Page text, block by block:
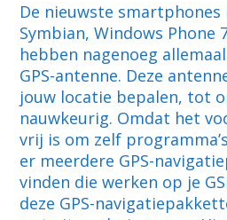
De nieuwste
Symbian, Windows Phone
hebben nagenoeg
GPS-antenne. Deze
jouw locatie bepalen, tot
nauwkeurig. Omdat het
vrij is om zelf
er meerdere GPS-
vinden die werken op je
deze GPS-